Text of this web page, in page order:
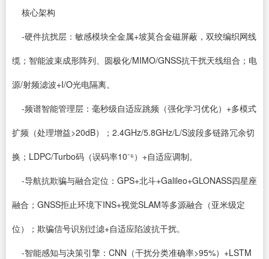
核心架构
-硬件抗扰层：敏感模块全金属+坡莫合金磁屏蔽，双绞编织网线
缆；智能波束成形阵列、圆极化/MIMO/GNSS抗干扰天线组合；电
源/射频滤波+I/O光电隔离。
-频谱智能管理层：毫秒级自适应跳频（强化学习优化）+多模式
扩频（处理增益>20dB）；2.4GHz/5.8GHz/L/S波段多链路冗余切
换；LDPC/Turbo码（误码率10⁻⁶）+自适应调制。
-导航抗欺骗与融合定位：GPS+北斗+Galileo+GLONASS四星座
融合；GNSS拒止环境下INS+视觉SLAM等多源融合（亚米级定
位）；欺骗信号识别过滤+自适应陷波抗干扰。
-智能感知与决策引擎：CNN（干扰分类准确率>95%）+LSTM